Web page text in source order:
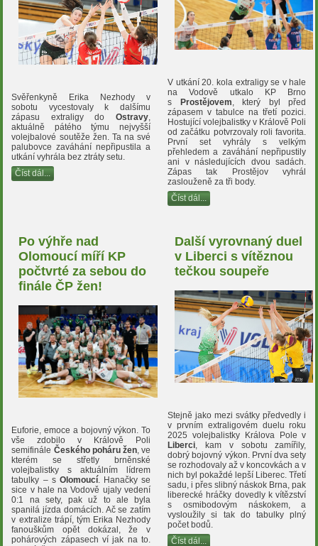
Svěřenkyně Erika Nezhody v
sobotu vycestovaly k dalšímu
zápasu extraligy do Ostravy,
aktuálně pátého týmu nejvyšší
volejbalové soutěže žen. Ta na své
palubovce zaváhání nepřipustila a
utkání vyhrála bez ztráty setu.
Číst dál...
V utkání 20. kola extraligy se v hale
na Vodově utkalo KP Brno
s
Prostějovem, který byl před
zápasem v tabulce na třetí pozici.
Hostující volejbalistky v Králově Poli
od začátku potvrzovaly roli favorita.
První set vyhrály s velkým
přehledem a zaváhání nepřipustily
ani v následujících dvou sadách.
Zápas tak Prostějov vyhrál
zaslouženě za tři body.
Číst dál...
Po výhře nad
Olomoucí míří KP
počtvrté za sebou do
finále ČP žen!
Euforie, emoce a bojovný výkon. To
vše zdobilo v Králově Poli
semifinále Českého poháru žen, ve
kterém se střetly brněnské
volejbalistky s aktuálním lídrem
tabulky – s Olomoucí. Hanačky se
sice v hale na Vodově ujaly vedení
0:1 na sety, pak už to ale byla
spanilá jízda domácích. Ač se zatím
v extralize trápí, tým Erika Nezhody
fanouškům opět dokázal, že v
pohárových zápasech ví jak na to.
Další vyrovnaný duel
v Liberci s vítěznou
tečkou soupeře
Stejně jako mezi svátky předvedly i
v prvním extraligovém duelu roku
2025 volejbalistky Králova Pole v
Liberci, kam v sobotu zamířily,
dobrý bojovný výkon. První dva sety
se rozhodovaly až v koncovkách a v
nich byl pokaždé lepší Liberec. Třetí
sadu, i přes slibný náskok Brna, pak
liberecké hráčky dovedly k vítězství
s osmibodovým náskokem, a
vysloužily si tak do tabulky plný
počet bodů.
Číst dál...